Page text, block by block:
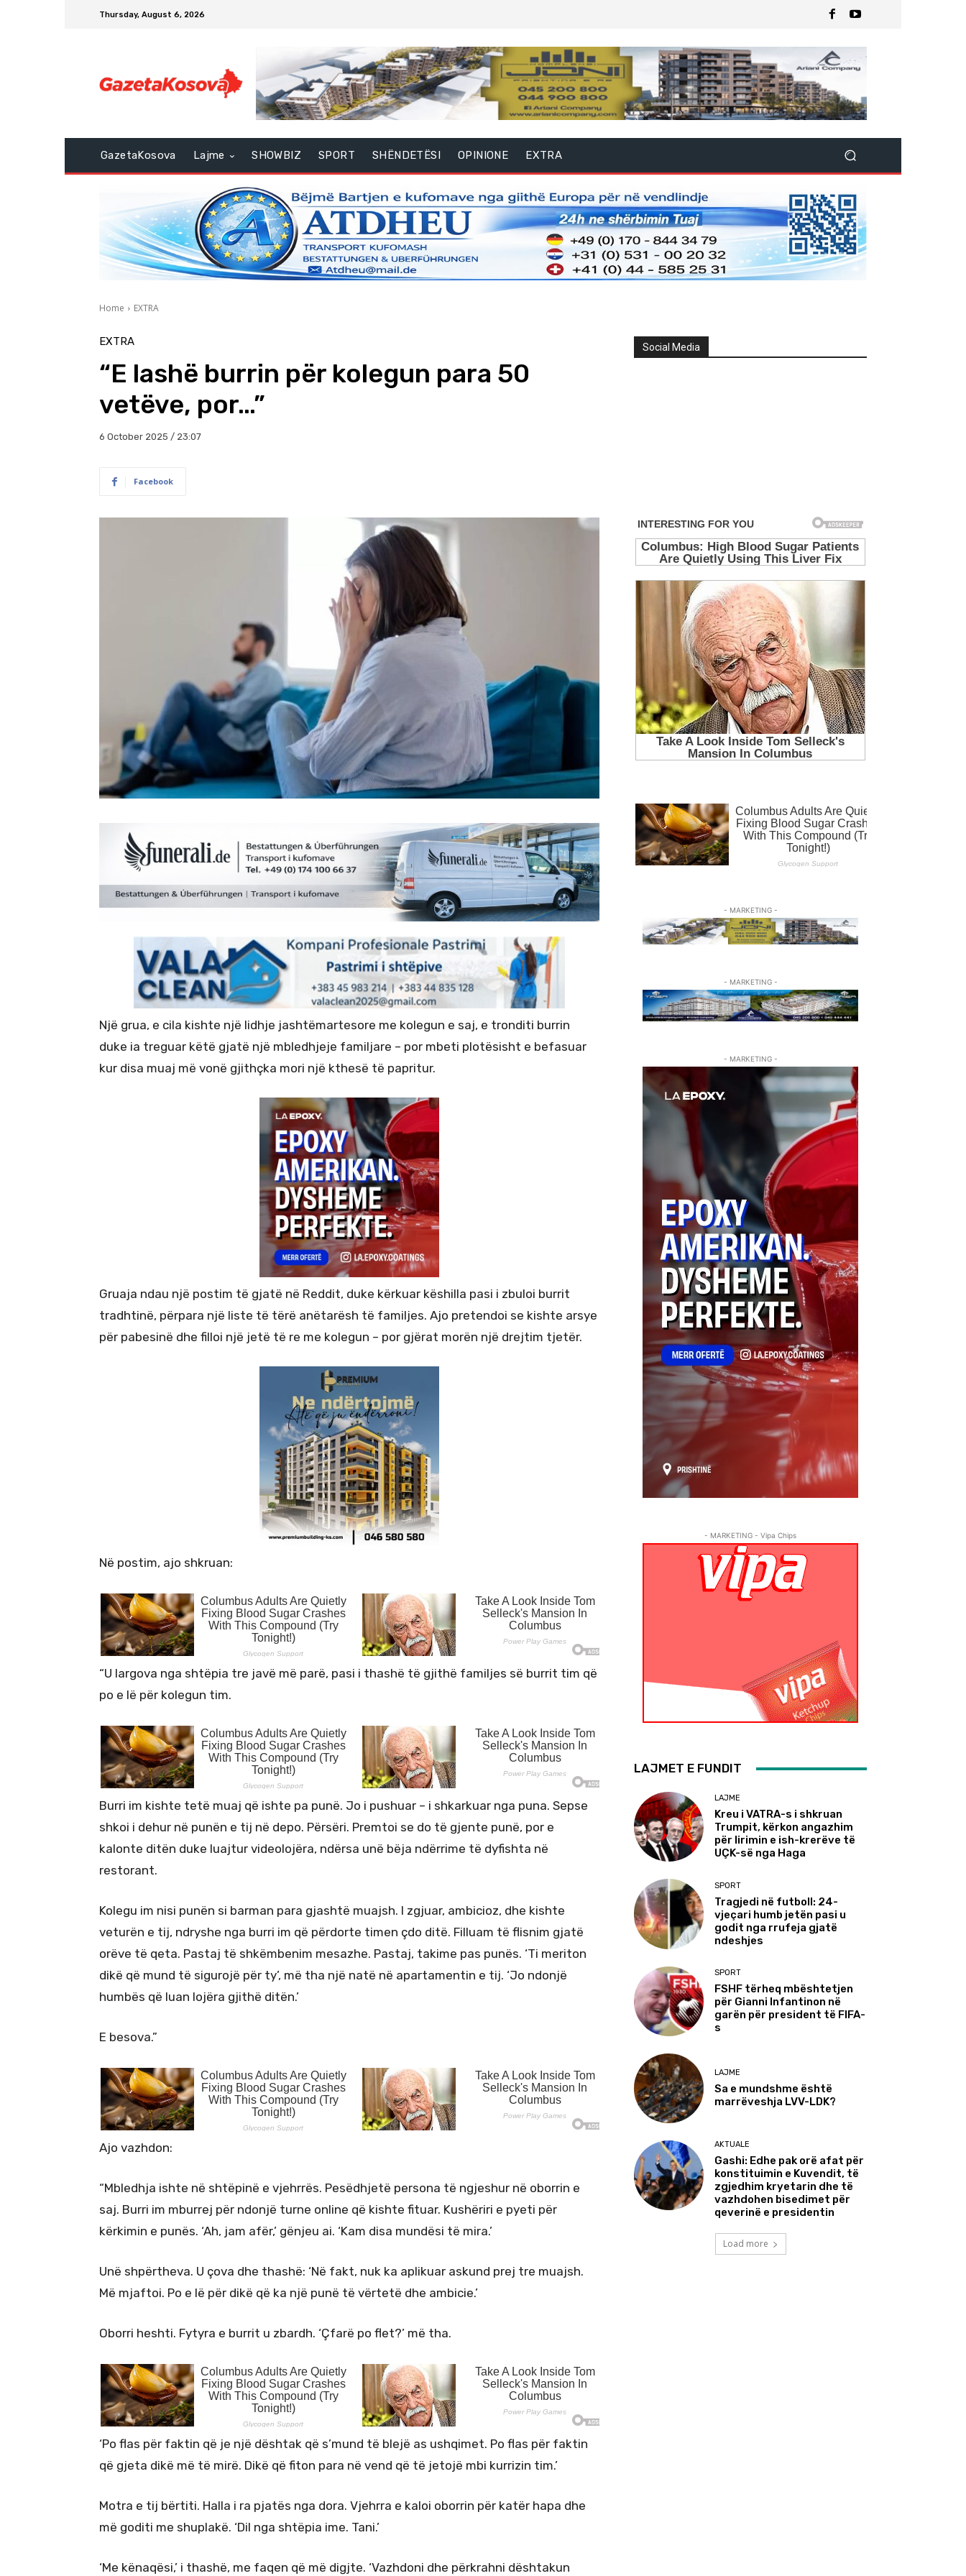
Thursday, August 6, 2026
GazetaKosova Lajme SHOWBIZ SPORT SHËNDETËSI OPINIONE EXTRA
Home EXTRA
EXTRA
“E lashë burrin për kolegun para 50
vetëve, por…”
6 October 2025 / 23:07
Facebook
Një grua, e cila kishte një lidhje jashtëmartesore me kolegun e saj, e tronditi burrin
duke ia treguar këtë gjatë një mbledhjeje familjare – por mbeti plotësisht e befasuar
kur disa muaj më vonë gjithçka mori një kthesë të papritur.
Gruaja ndau një postim të gjatë në Reddit, duke kërkuar këshilla pasi i zbuloi burrit
tradhtinë, përpara një liste të tërë anëtarësh të familjes. Ajo pretendoi se kishte arsye
për pabesinë dhe filloi një jetë të re me kolegun – por gjërat morën një drejtim tjetër.
Në postim, ajo shkruan:
“U largova nga shtëpia tre javë më parë, pasi i thashë të gjithë familjes së burrit tim që
po e lë për kolegun tim.
Burri im kishte tetë muaj që ishte pa punë. Jo i pushuar – i shkarkuar nga puna. Sepse
shkoi i dehur në punën e tij në depo. Përsëri. Premtoi se do të gjente punë, por e
kalonte ditën duke luajtur videolojëra, ndërsa unë bëja ndërrime të dyfishta në
restorant.
Kolegu im nisi punën si barman para gjashtë muajsh. I zgjuar, ambicioz, dhe kishte
veturën e tij, ndryshe nga burri im që përdorte timen çdo ditë. Filluam të flisnim gjatë
orëve të qeta. Pastaj të shkëmbenim mesazhe. Pastaj, takime pas punës. ‘Ti meriton
dikë që mund të sigurojë për ty’, më tha një natë në apartamentin e tij. ‘Jo ndonjë
humbës që luan lojëra gjithë ditën.’
E besova.”
Ajo vazhdon:
“Mbledhja ishte në shtëpinë e vjehrrës. Pesëdhjetë persona të ngjeshur në oborrin e
saj. Burri im mburrej për ndonjë turne online që kishte fituar. Kushëriri e pyeti për
kërkimin e punës. ‘Ah, jam afër,’ gënjeu ai. ‘Kam disa mundësi të mira.’
Unë shpërtheva. U çova dhe thashë: ‘Në fakt, nuk ka aplikuar askund prej tre muajsh.
Më mjaftoi. Po e lë për dikë që ka një punë të vërtetë dhe ambicie.’
Oborri heshti. Fytyra e burrit u zbardh. ‘Çfarë po flet?’ më tha.
‘Po flas për faktin që je një dështak që s’mund të blejë as ushqimet. Po flas për faktin
që gjeta dikë më të mirë. Dikë që fiton para në vend që të jetojë mbi kurrizin tim.’
Motra e tij bërtiti. Halla i ra pjatës nga dora. Vjehrra e kaloi oborrin për katër hapa dhe
më goditi me shuplakë. ‘Dil nga shtëpia ime. Tani.’
‘Me kënaqësi,’ i thashë, me faqen që më digjte. ‘Vazhdoni dhe përkrahni dështakun
Social Media
- MARKETING -
- MARKETING -
- MARKETING -
- MARKETING - Vipa Chips
LAJMET E FUNDIT
LAJME
Kreu i VATRA-s i shkruan
Trumpit, kërkon angazhim
për lirimin e ish-krerëve të
UÇK-së nga Haga
SPORT
Tragjedi në futboll: 24-
vjeçari humb jetën pasi u
godit nga rrufeja gjatë
ndeshjes
SPORT
FSHF tërheq mbështetjen
për Gianni Infantinon në
garën për president të FIFA-
s
LAJME
Sa e mundshme është
marrëveshja LVV-LDK?
AKTUALE
Gashi: Edhe pak orë afat për
konstituimin e Kuvendit, të
zgjedhim kryetarin dhe të
vazhdohen bisedimet për
qeverinë e presidentin
Load more